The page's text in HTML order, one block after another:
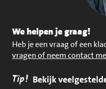
We helpen je graag!
Heb je een vraag of een
vragen of neem contact
Tip! Bekijk